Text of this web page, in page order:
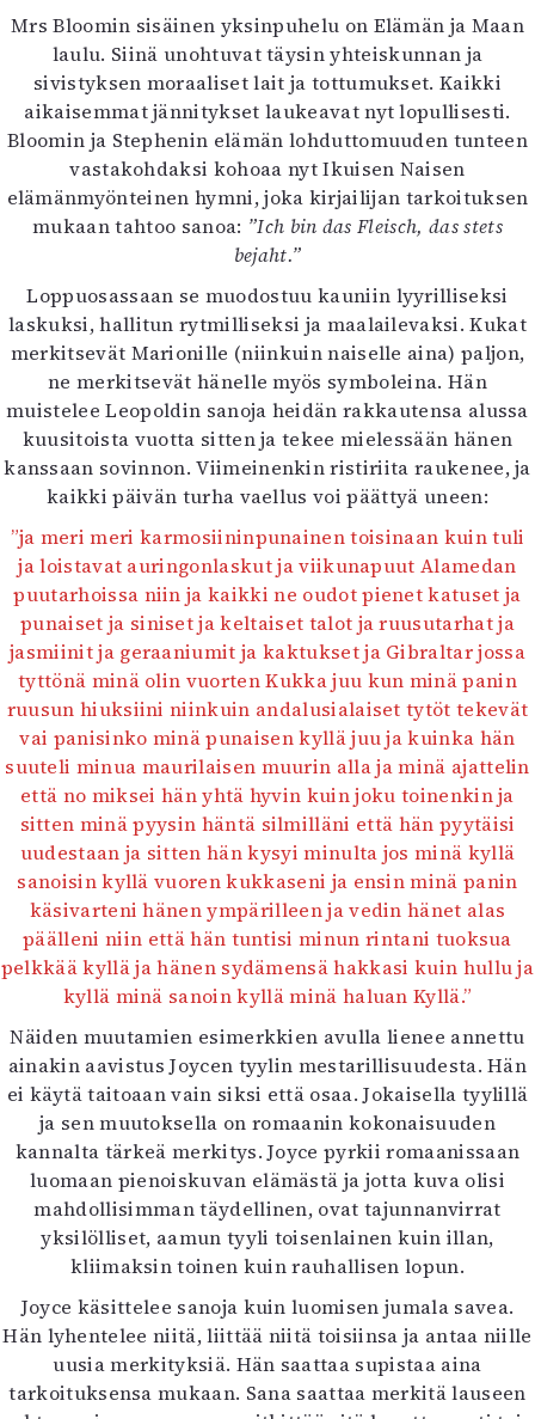
Mrs Bloomin sisäinen yksinpuhelu on Elämän ja Maan
laulu. Siinä unohtuvat täysin yhteiskunnan ja
sivistyksen moraaliset lait ja tottumukset. Kaikki
aikaisemmat jännitykset laukeavat nyt lopullisesti.
Bloomin ja Stephenin elämän lohduttomuuden tunteen
vastakohdaksi kohoaa nyt Ikuisen Naisen
elämänmyönteinen hymni, joka kirjailijan tarkoituksen
mukaan tahtoo sanoa: ”Ich bin das Fleisch, das stets
bejaht.”
Loppuosassaan se muodostuu kauniin lyyrilliseksi
laskuksi, hallitun rytmilliseksi ja maalailevaksi. Kukat
merkitsevät Marionille (niinkuin naiselle aina) paljon,
ne merkitsevät hänelle myös symboleina. Hän
muistelee Leopoldin sanoja heidän rakkautensa alussa
kuusitoista vuotta sitten ja tekee mielessään hänen
kanssaan sovinnon. Viimeinenkin ristiriita raukenee, ja
kaikki päivän turha vaellus voi päättyä uneen:
”ja meri meri karmosiininpunainen toisinaan kuin tuli
ja loistavat auringonlaskut ja viikunapuut Alamedan
puutarhoissa niin ja kaikki ne oudot pienet katuset ja
punaiset ja siniset ja keltaiset talot ja ruusutarhat ja
jasmiinit ja geraaniumit ja kaktukset ja Gibraltar jossa
tyttönä minä olin vuorten Kukka juu kun minä panin
ruusun hiuksiini niinkuin andalusialaiset tytöt tekevät
vai panisinko minä punaisen kyllä juu ja kuinka hän
suuteli minua maurilaisen muurin alla ja minä ajattelin
että no miksei hän yhtä hyvin kuin joku toinenkin ja
sitten minä pyysin häntä silmilläni että hän pyytäisi
uudestaan ja sitten hän kysyi minulta jos minä kyllä
sanoisin kyllä vuoren kukkaseni ja ensin minä panin
käsivarteni hänen ympärilleen ja vedin hänet alas
päälleni niin että hän tuntisi minun rintani tuoksua
pelkkää kyllä ja hänen sydämensä hakkasi kuin hullu ja
kyllä minä sanoin kyllä minä haluan Kyllä.”
Näiden muutamien esimerkkien avulla lienee annettu
ainakin aavistus Joycen tyylin mestarillisuudesta. Hän
ei käytä taitoaan vain siksi että osaa. Jokaisella tyylillä
ja sen muutoksella on romaanin kokonaisuuden
kannalta tärkeä merkitys. Joyce pyrkii romaanissaan
luomaan pienoiskuvan elämästä ja jotta kuva olisi
mahdollisimman täydellinen, ovat tajunnanvirrat
yksilölliset, aamun tyyli toisenlainen kuin illan,
kliimaksin toinen kuin rauhallisen lopun.
Joyce käsittelee sanoja kuin luomisen jumala savea.
Hän lyhentelee niitä, liittää niitä toisiinsa ja antaa niille
uusia merkityksiä. Hän saattaa supistaa aina
tarkoituksensa mukaan. Sana saattaa merkitä lauseen